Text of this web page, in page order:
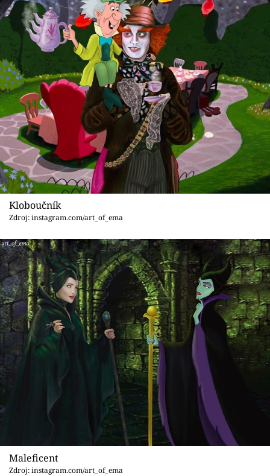
Kloboučník
Zdroj: instagram.com/art_of_ema
Maleficent
Zdroj: instagram.com/art_of_ema